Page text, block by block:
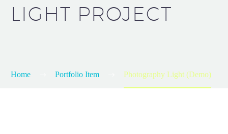
LIGHT PROJECT
Home Portfolio Item Photography Light (Demo)